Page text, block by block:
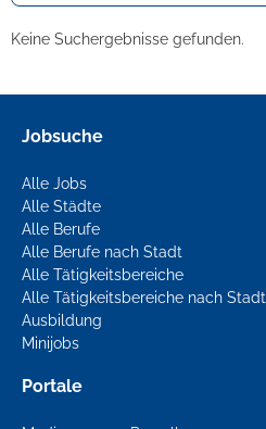
Keine Suchergebnisse gefunden.
Jobsuche
Alle Jobs
Alle Städte
Alle Berufe
Alle Berufe nach Stadt
Alle Tätigkeitsbereiche
Alle Tätigkeitsbereiche nach Stadt
Ausbildung
Minijobs
Portale